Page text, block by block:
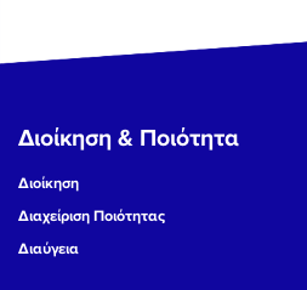
Διοίκηση & Ποιότητα
Διοίκηση
Διαχείριση Ποιότητας
Διαύγεια